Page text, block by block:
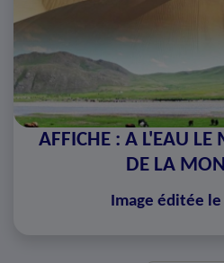
AFFICHE : A L'EAU
DE LA
Image éditée